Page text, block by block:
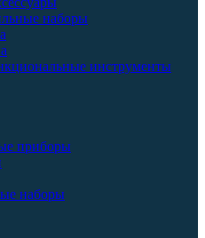
наборы
инструменты
приборы
наборы